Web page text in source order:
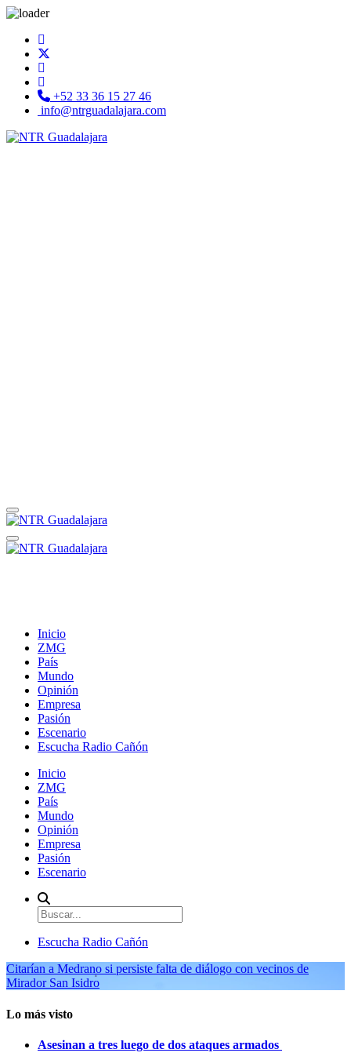
+52 33 36 15 27 46
info@ntrguadalajara.com
Inicio
ZMG
País
Mundo
Opinión
Empresa
Pasión
Escenario
Escucha Radio Cañón
Inicio
ZMG
País
Mundo
Opinión
Empresa
Pasión
Escenario
Escucha Radio Cañón
Citarían a Medrano si persiste falta de diálogo con vecinos de
Mirador San Isidro
Lo más visto
Asesinan a tres luego de dos ataques armados